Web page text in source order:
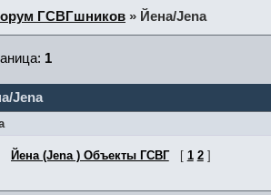
ГСВГшников » Йена/Jena
Jena
1
Йена (Jena ) Объекты ГСВГ [ 1 2 ]